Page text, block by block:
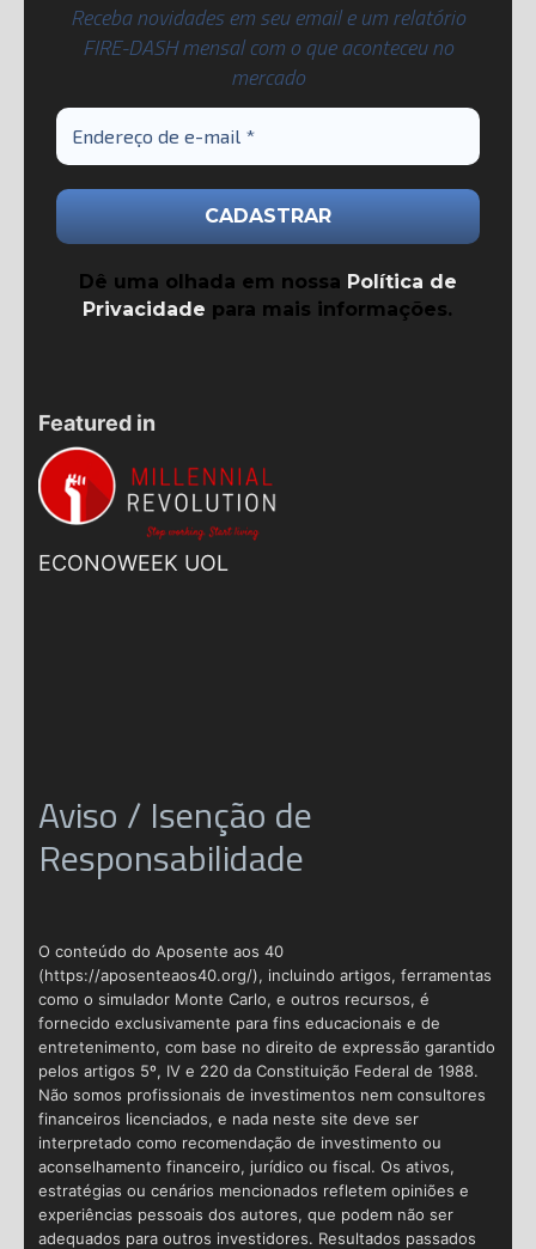
Receba novidades em seu email e um relatório
FIRE-DASH mensal com o que aconteceu no
mercado
Dê uma olhada em nossa Política de
Privacidade para mais informações.
Featured in
ECONOWEEK UOL
Aviso / Isenção de
Responsabilidade
O conteúdo do Aposente aos 40
(https://aposenteaos40.org/), incluindo artigos, ferramentas
como o simulador Monte Carlo, e outros recursos, é
fornecido exclusivamente para fins educacionais e de
entretenimento, com base no direito de expressão garantido
pelos artigos 5º, IV e 220 da Constituição Federal de 1988.
Não somos profissionais de investimentos nem consultores
financeiros licenciados, e nada neste site deve ser
interpretado como recomendação de investimento ou
aconselhamento financeiro, jurídico ou fiscal. Os ativos,
estratégias ou cenários mencionados refletem opiniões e
experiências pessoais dos autores, que podem não ser
adequados para outros investidores. Resultados passados